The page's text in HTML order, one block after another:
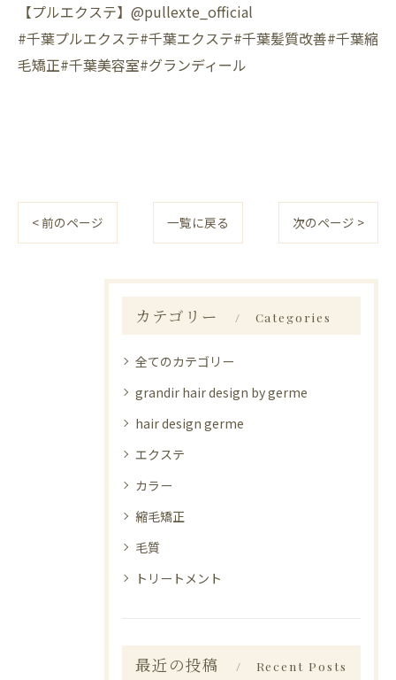
【プルエクステ】@pullexte_official⁡
⁡#千葉プルエクステ#千葉エクステ#千葉髪質改善#千葉縮
毛矯正#千葉美容室#グランディール
< 前のページ 一覧に戻る 次のページ >
カテゴリー Categories
全てのカテゴリー
grandir hair design by germe
hair design germe
エクステ
カラー
縮毛矯正
毛質
トリートメント
最近の投稿 Recent Posts